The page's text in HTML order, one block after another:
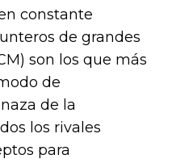
constante
de grandes
son los que más
de
de la
los rivales
para